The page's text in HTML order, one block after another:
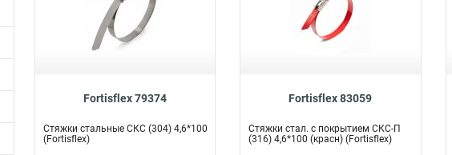
Fortisflex 79374
Стяжки стальные СКС (304) 4,6*100
(Fortisflex)
Fortisflex 83059
Стяжки стал. с покрытием СКС-П
(316) 4,6*100 (красн) (Fortisflex)